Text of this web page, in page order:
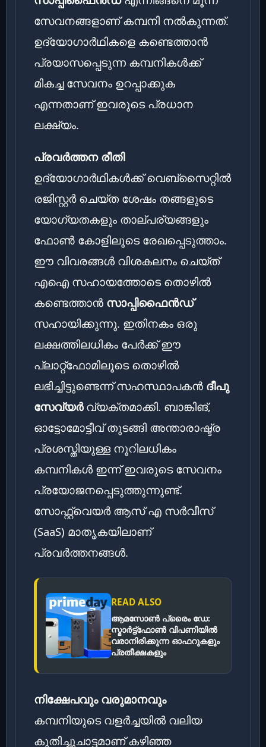
സേവനങ്ങളാണ് കമ്പനി നൽകുന്നത്.
ഉദ്യോഗാർഥികളെ കണ്ടെത്താൻ
പ്രയാസപ്പെടുന്ന കമ്പനികൾക്ക്
മികച്ച സേവനം ഉറപ്പാക്കുക
എന്നതാണ് ഇവരുടെ പ്രധാന
ലക്ഷ്യം.
പ്രവർത്തന രീതി
ഉദ്യോഗാർഥികൾക്ക് വെബ്സൈറ്റിൽ
രജിസ്റ്റർ ചെയ്ത ശേഷം തങ്ങളുടെ
യോഗ്യതകളും താല്പര്യങ്ങളും
ഫോൺ കോളിലൂടെ രേഖപ്പെടുത്താം.
ഈ വിവരങ്ങൾ വിശകലനം ചെയ്ത്
എഐ സഹായത്തോടെ തൊഴിൽ
കണ്ടെത്താൻ സാപ്പിഫൈൻഡ്
സഹായിക്കുന്നു. ഇതിനകം ഒരു
ലക്ഷത്തിലധികം പേർക്ക് ഈ
പ്ലാറ്റ്‌ഫോമിലൂടെ തൊഴിൽ
ലഭിച്ചിട്ടുണ്ടെന്ന് സഹസ്ഥാപകൻ ദീപു
സേവ്യർവ്യക്തമാക്കി. ബാങ്കിങ്,
ഓട്ടോമോട്ടീവ് തുടങ്ങി അന്താരാഷ്ട്ര
പ്രശസ്തിയുള്ള നൂറിലധികം
കമ്പനികൾ ഇന്ന് ഇവരുടെ സേവനം
പ്രയോജനപ്പെടുത്തുന്നുണ്ട്.
സോഫ്റ്റ്‌വെയർ ആസ് എ സർവീസ്
(SaaS) മാതൃകയിലാണ്
പ്രവർത്തനങ്ങൾ.
READ ALSO
ആമസോൺ പ്രൈം ഡേ:
സ്മാർട്ട്ഫോൺ വിപണിയിൽ
വരാനിരിക്കുന്ന ഓഫറുകളും
പ്രതീക്ഷകളും
നിക്ഷേപവും വരുമാനവും
കമ്പനിയുടെ വളർച്ചയിൽ വലിയ
കുതിച്ചുചാട്ടമാണ് കഴിഞ്ഞ